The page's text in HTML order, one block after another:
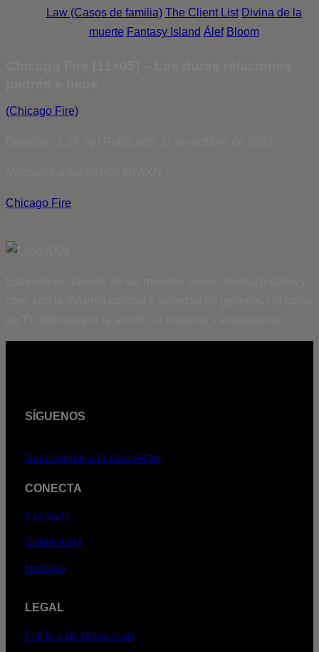
Law (Casos de familia) The Client List Divina de la
muerte Fantasy Island Álef Bloom
(Chicago Fire)
Chicago Fire
SÍGUENOS
Suscribirme a la newsletter
CONECTA
Contacto
Sobre AXN
Noticias
LEGAL
Política de privacidad